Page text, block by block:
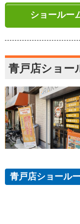
ショールー
青戸店ショー
青戸店ショール